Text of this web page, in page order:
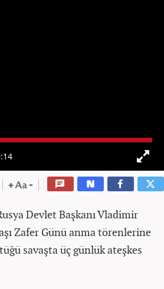
Devlet Başkanı Vladimir
Zafer Günü anma törenlerine
savaşta üç günlük ateşkes